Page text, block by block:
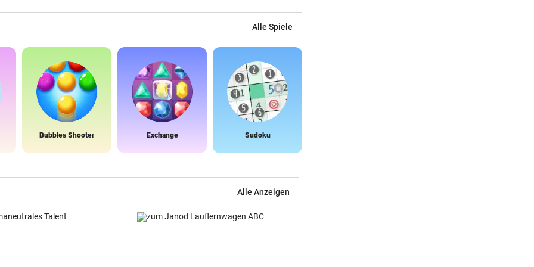
Alle Spiele
Bubbles Shooter Exchange Sudoku
Alle Anzeigen